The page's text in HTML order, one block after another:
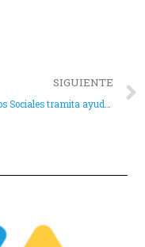
SIGUIENTE
Servicios Sociales tramita ayudas por valor de 27.500 euros para necesidades básicas